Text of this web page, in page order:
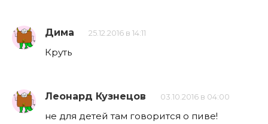
Дима 25.12.2016 в 14:11
Круть
Леонард Кузнецов 03.10.2016 в 04:00
не для детей там говорится о пиве!